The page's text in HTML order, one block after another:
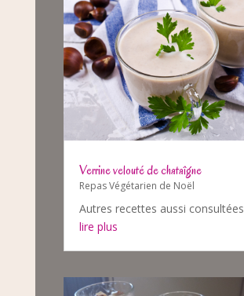
Verrine velouté de chataîgne
Repas Végétarien de Noël
Autres recettes aussi consultées
lire plus